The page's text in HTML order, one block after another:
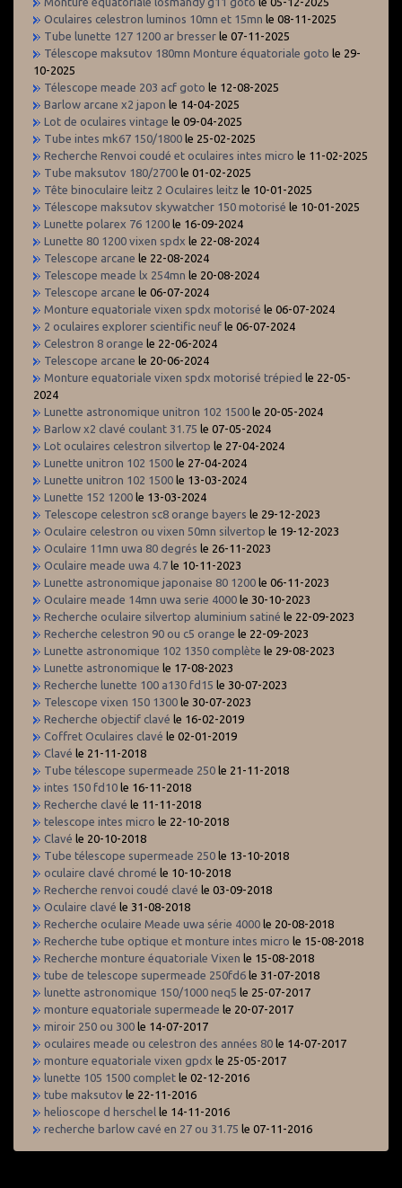
Oculaires celestron luminos 10mn et 15mn le 08-11-2025
Tube lunette 127 1200 ar bresser le 07-11-2025
Télescope maksutov 180mn Monture équatoriale goto le 29-
10-2025
Télescope meade 203 acf goto le 12-08-2025
Barlow arcane x2 japon le 14-04-2025
Lot de oculaires vintage le 09-04-2025
Tube intes mk67 150/1800 le 25-02-2025
Recherche Renvoi coudé et oculaires intes micro le 11-02-2025
Tube maksutov 180/2700 le 01-02-2025
Tête binoculaire leitz 2 Oculaires leitz le 10-01-2025
Télescope maksutov skywatcher 150 motorisé le 10-01-2025
Lunette polarex 76 1200 le 16-09-2024
Lunette 80 1200 vixen spdx le 22-08-2024
Telescope arcane le 22-08-2024
Telescope meade lx 254mn le 20-08-2024
Telescope arcane le 06-07-2024
Monture equatoriale vixen spdx motorisé le 06-07-2024
2 oculaires explorer scientific neuf le 06-07-2024
Celestron 8 orange le 22-06-2024
Telescope arcane le 20-06-2024
Monture equatoriale vixen spdx motorisé trépied le 22-05-
2024
Lunette astronomique unitron 102 1500 le 20-05-2024
Barlow x2 clavé coulant 31.75 le 07-05-2024
Lot oculaires celestron silvertop le 27-04-2024
Lunette unitron 102 1500 le 27-04-2024
Lunette unitron 102 1500 le 13-03-2024
Lunette 152 1200 le 13-03-2024
Telescope celestron sc8 orange bayers le 29-12-2023
Oculaire celestron ou vixen 50mn silvertop le 19-12-2023
Oculaire 11mn uwa 80 degrés le 26-11-2023
Oculaire meade uwa 4.7 le 10-11-2023
Lunette astronomique japonaise 80 1200 le 06-11-2023
Oculaire meade 14mn uwa serie 4000 le 30-10-2023
Recherche oculaire silvertop aluminium satiné le 22-09-2023
Recherche celestron 90 ou c5 orange le 22-09-2023
Lunette astronomique 102 1350 complète le 29-08-2023
Lunette astronomique le 17-08-2023
Recherche lunette 100 a130 fd15 le 30-07-2023
Telescope vixen 150 1300 le 30-07-2023
Recherche objectif clavé le 16-02-2019
Coffret Oculaires clavé le 02-01-2019
Clavé le 21-11-2018
Tube télescope supermeade 250 le 21-11-2018
intes 150 fd10 le 16-11-2018
Recherche clavé le 11-11-2018
telescope intes micro le 22-10-2018
Clavé le 20-10-2018
Tube télescope supermeade 250 le 13-10-2018
oculaire clavé chromé le 10-10-2018
Recherche renvoi coudé clavé le 03-09-2018
Oculaire clavé le 31-08-2018
Recherche oculaire Meade uwa série 4000 le 20-08-2018
Recherche tube optique et monture intes micro le 15-08-2018
Recherche monture équatoriale Vixen le 15-08-2018
tube de telescope supermeade 250fd6 le 31-07-2018
lunette astronomique 150/1000 neq5 le 25-07-2017
monture equatoriale supermeade le 20-07-2017
miroir 250 ou 300 le 14-07-2017
oculaires meade ou celestron des années 80 le 14-07-2017
monture equatoriale vixen gpdx le 25-05-2017
lunette 105 1500 complet le 02-12-2016
tube maksutov le 22-11-2016
helioscope d herschel le 14-11-2016
recherche barlow cavé en 27 ou 31.75 le 07-11-2016